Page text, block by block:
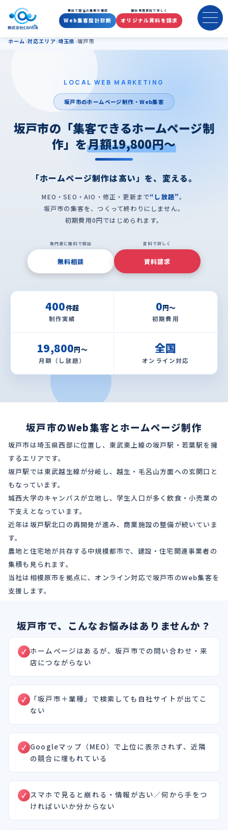
坂戸市のホームページ制作・集
無料で現在の集客力確認
Web集客設計診断
御社専用資料で詳しく
オリジナル資料を請求
ホーム 対応エリア 埼玉県 坂戸市
LOCAL WEB MARKETING
坂戸市のホームページ制作・Web集客
坂戸市の「集客できるホームページ制
作」を月額19,800円〜
「ホームページ制作は高い」を、変える。
MEO・SEO・AIO・修正・更新まで“し放題”。
坂戸市の集客を、つくって終わりにしません。
初期費用0円ではじめられます。
専門家に無料で相談
無料相談
資料で詳しく
資料請求
400件超
制作実績
0円〜
初期費用
19,800円〜
月額（し放題）
全国
オンライン対応
坂戸市のWeb集客とホームページ制作
坂戸市は埼玉県西部に位置し、東武東上線の坂戸駅・若葉駅を擁
するエリアです。
坂戸駅では東武越生線が分岐し、越生・毛呂山方面への玄関口と
もなっています。
城西大学のキャンパスが立地し、学生人口が多く飲食・小売業の
下支えとなっています。
近年は坂戸駅北口の再開発が進み、商業施設の整備が続いていま
す。
農地と住宅地が共存する中規模都市で、建設・住宅関連事業者の
集積も見られます。
当社は相模原市を拠点に、オンライン対応で坂戸市のWeb集客を
支援します。
坂戸市で、こんなお悩みはありませんか？
ホームページはあるが、坂戸市での問い合わせ・来
店につながらない
「坂戸市＋業種」で検索しても自社サイトが出てこ
ない
Googleマップ（MEO）で上位に表示されず、近隣
の競合に埋もれている
スマホで見ると崩れる・情報が古い／何から手をつ
ければいいか分からない